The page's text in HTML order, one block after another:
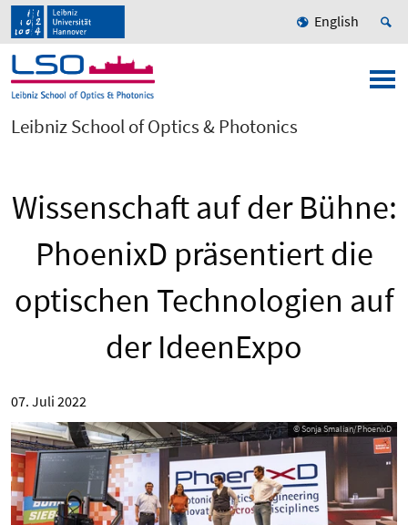
English
Leibniz School of Optics & Photonics
Wissenschaft auf der Bühne:
PhoenixD präsentiert die
optischen Technologien auf
der IdeenExpo
07. Juli 2022
© Sonja Smalian/PhoenixD